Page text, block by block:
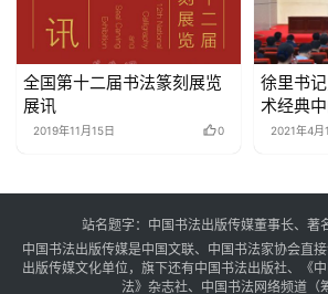
全国第十二届书法篆刻展览
展讯
2019年11月15日 0
徐里书
术经典
座2021年4月
站名题字：中国书法出版传媒董事长、著
中国书法出版传媒是中国文联、中国书法家协会直
出版传媒文化单位，旗下还有中国书法出版社、《
法》杂志社、中国书法网络频道（